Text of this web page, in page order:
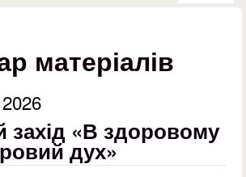
матеріалів
захід «В здоровому
дух»